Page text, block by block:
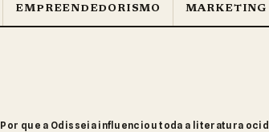
EMPREENDEDORISMO MARKETING
Por que a Odisseia influenciou toda a literatura